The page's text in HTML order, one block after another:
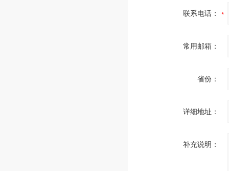
联系电话：
常用邮箱：
省份：
详细地址：
补充说明：